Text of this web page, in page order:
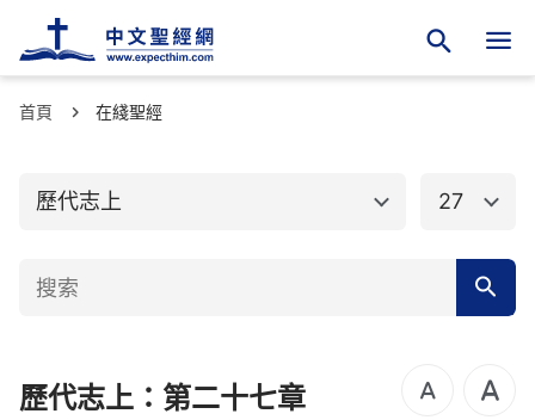
首頁 在綫聖經
歷代志上
舊約聖經
創世記
申命記
撒母耳記上 撒母耳記下
27
歷代志上：第二十七章